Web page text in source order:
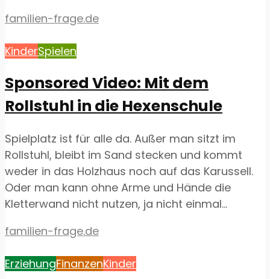
familien-frage.de
KinderSpielen
Sponsored Video: Mit dem
Rollstuhl in die Hexenschule
Spielplatz ist für alle da. Außer man sitzt im
Rollstuhl, bleibt im Sand stecken und kommt
weder in das Holzhaus noch auf das Karussell.
Oder man kann ohne Arme und Hände die
Kletterwand nicht nutzen, ja nicht einmal...
familien-frage.de
ErziehungFinanzenKinder